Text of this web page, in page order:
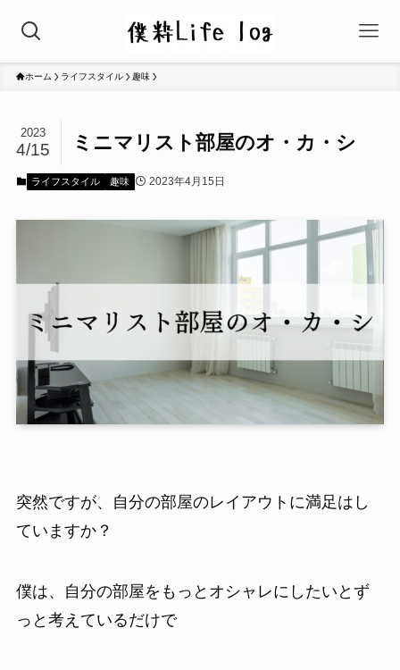
ホーム ライフスタイル 趣味
ミニマリスト部屋のオ・カ・シ
2023
4/15
ライフスタイル 趣味 2023年4月15日
突然ですが、自分の部屋のレイアウトに満足はし
ていますか？
僕は、自分の部屋をもっとオシャレにしたいとず
っと考えているだけで